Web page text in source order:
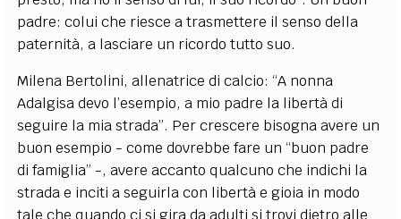
padre: colui che riesce a trasmettere il senso della
paternità, a lasciare un ricordo tutto suo.
Milena Bertolini, allenatrice di calcio: “A nonna
Adalgisa devo l’esempio, a mio padre la libertà di
seguire la mia strada”. Per crescere bisogna avere un
buon esempio - come dovrebbe fare un “buon padre
di famiglia” -, avere accanto qualcuno che indichi la
strada e inciti a seguirla con libertà e gioia in modo
tale che quando ci si gira da adulti si trovi dietro alle